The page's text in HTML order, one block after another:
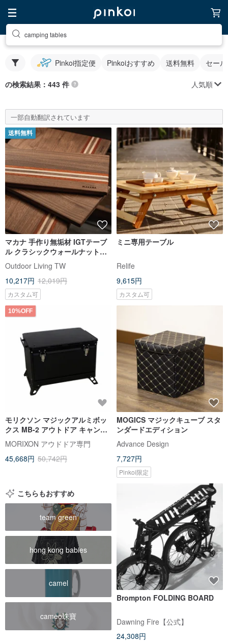
camping tables
Pinkoi指定便 Pinkoiおすすめ 送料無料 セー
の検索結果：443 件 人気順
一部自動翻訳されています
送料無料
マカナ 手作り無垢材 IGTテーブ
ル クラシックウォールナット
（全3仕様）
Outdoor Living TW
10,217円 12,019円
カスタム可
ミニ専用テーブル
Relife
9,615円
カスタム可
10%OFF
モリクソン マジックアルミボッ
クス MB-2 アウトドア キャンプ
ボックステーブル
MORIXON アウドドア専門
45,668円 50,742円
MOGICS マジックキューブ スタ
ンダードエディション
Advance Design
7,727円
Pinkoi限定
こちらもおすすめ
team green
hong kong babies
camel
cameo珠寶
Brompton FOLDING BOARD
Dawning Fire【公式】
24,308円